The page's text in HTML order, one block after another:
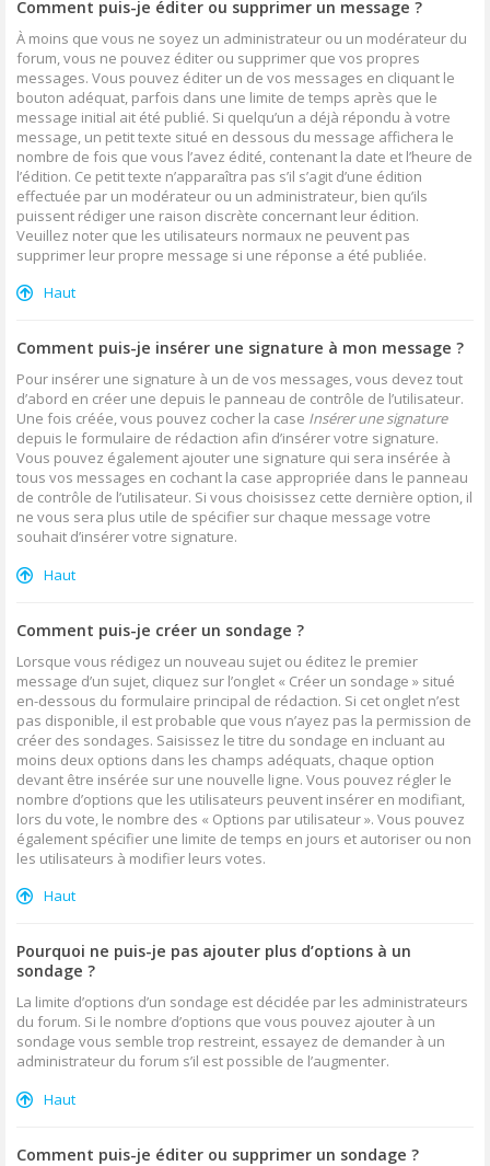
Comment puis-je éditer ou supprimer un message ?
À moins que vous ne soyez un administrateur ou un modérateur du
forum, vous ne pouvez éditer ou supprimer que vos propres
messages. Vous pouvez éditer un de vos messages en cliquant le
bouton adéquat, parfois dans une limite de temps après que le
message initial ait été publié. Si quelqu’un a déjà répondu à votre
message, un petit texte situé en dessous du message affichera le
nombre de fois que vous l’avez édité, contenant la date et l’heure de
l’édition. Ce petit texte n’apparaîtra pas s’il s’agit d’une édition
effectuée par un modérateur ou un administrateur, bien qu’ils
puissent rédiger une raison discrète concernant leur édition.
Veuillez noter que les utilisateurs normaux ne peuvent pas
supprimer leur propre message si une réponse a été publiée.
Haut
Comment puis-je insérer une signature à mon message ?
Pour insérer une signature à un de vos messages, vous devez tout
d’abord en créer une depuis le panneau de contrôle de l’utilisateur.
Une fois créée, vous pouvez cocher la case Insérer une signature
depuis le formulaire de rédaction afin d’insérer votre signature.
Vous pouvez également ajouter une signature qui sera insérée à
tous vos messages en cochant la case appropriée dans le panneau
de contrôle de l’utilisateur. Si vous choisissez cette dernière option, il
ne vous sera plus utile de spécifier sur chaque message votre
souhait d’insérer votre signature.
Haut
Comment puis-je créer un sondage ?
Lorsque vous rédigez un nouveau sujet ou éditez le premier
message d’un sujet, cliquez sur l’onglet « Créer un sondage » situé
en-dessous du formulaire principal de rédaction. Si cet onglet n’est
pas disponible, il est probable que vous n’ayez pas la permission de
créer des sondages. Saisissez le titre du sondage en incluant au
moins deux options dans les champs adéquats, chaque option
devant être insérée sur une nouvelle ligne. Vous pouvez régler le
nombre d’options que les utilisateurs peuvent insérer en modifiant,
lors du vote, le nombre des « Options par utilisateur ». Vous pouvez
également spécifier une limite de temps en jours et autoriser ou non
les utilisateurs à modifier leurs votes.
Haut
Pourquoi ne puis-je pas ajouter plus d’options à un
sondage ?
La limite d’options d’un sondage est décidée par les administrateurs
du forum. Si le nombre d’options que vous pouvez ajouter à un
sondage vous semble trop restreint, essayez de demander à un
administrateur du forum s’il est possible de l’augmenter.
Haut
Comment puis-je éditer ou supprimer un sondage ?